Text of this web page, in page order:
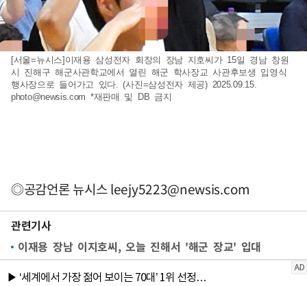
[서울=뉴시스]이재용 삼성전자 회장의 장남 지호씨가 15일 경남 창원
시 진해구 해군사관학교에서 열린 해군 학사장교 사관후보생 입영식
행사장으로 들어가고 있다. (사진=삼성전자 제공) 2025.09.15.
photo@newsis.com *재판매 및 DB 금지
◎공감언론 뉴시스leejy5223@newsis.com
관련기사
이재용 장남 이지호씨, 오늘 진해서 '해군 장교' 입대